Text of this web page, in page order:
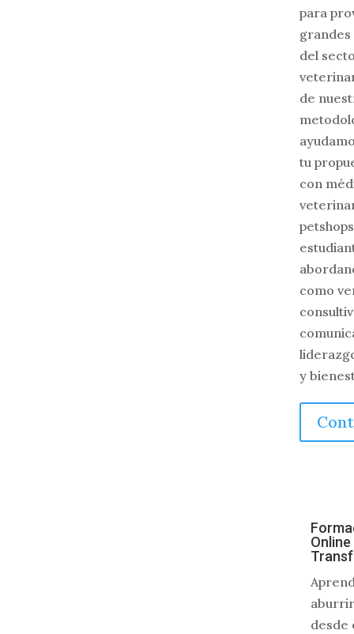
para
grandes
del
de
tu
con
como
y
desde